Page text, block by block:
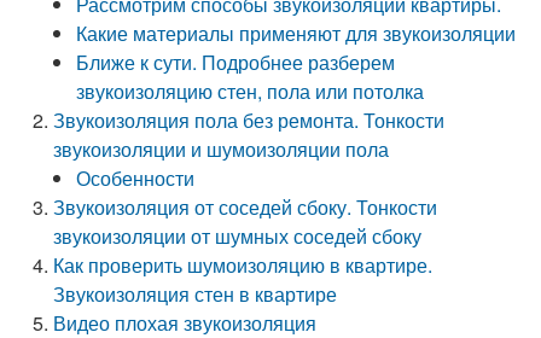
Какие материалы применяют для звукоизоляции
Ближе к сути. Подробнее разберем
звукоизоляцию стен, пола или потолка
Звукоизоляция пола без ремонта. Тонкости
звукоизоляции и шумоизоляции пола
Особенности
Звукоизоляция от соседей сбоку. Тонкости
звукоизоляции от шумных соседей сбоку
Как проверить шумоизоляцию в квартире.
Звукоизоляция стен в квартире
Видео плохая звукоизоляция